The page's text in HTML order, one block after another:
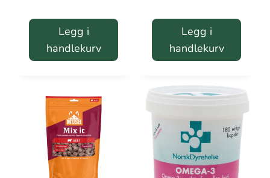
Legg i
handlekurv
Legg i
handlekurv